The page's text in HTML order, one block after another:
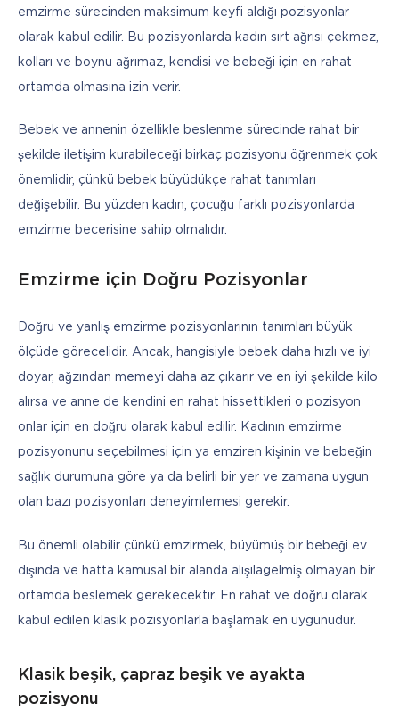
emzirme sürecinden maksimum keyfi aldığı pozisyonlar
olarak kabul edilir. Bu pozisyonlarda kadın sırt ağrısı çekmez,
kolları ve boynu ağrımaz, kendisi ve bebeği için en rahat
ortamda olmasına izin verir.
Bebek ve annenin özellikle beslenme sürecinde rahat bir
şekilde iletişim kurabileceği birkaç pozisyonu öğrenmek çok
önemlidir, çünkü bebek büyüdükçe rahat tanımları
değişebilir. Bu yüzden kadın, çocuğu farklı pozisyonlarda
emzirme becerisine sahip olmalıdır.
Emzirme için Doğru Pozisyonlar
Doğru ve yanlış emzirme pozisyonlarının tanımları büyük
ölçüde görecelidir. Ancak, hangisiyle bebek daha hızlı ve iyi
doyar, ağzından memeyi daha az çıkarır ve en iyi şekilde kilo
alırsa ve anne de kendini en rahat hissettikleri o pozisyon
onlar için en doğru olarak kabul edilir. Kadının emzirme
pozisyonunu seçebilmesi için ya emziren kişinin ve bebeğin
sağlık durumuna göre ya da belirli bir yer ve zamana uygun
olan bazı pozisyonları deneyimlemesi gerekir.
Bu önemli olabilir çünkü emzirmek, büyümüş bir bebeği ev
dışında ve hatta kamusal bir alanda alışılagelmiş olmayan bir
ortamda beslemek gerekecektir. En rahat ve doğru olarak
kabul edilen klasik pozisyonlarla başlamak en uygunudur.
Klasik beşik, çapraz beşik ve ayakta
pozisyonu